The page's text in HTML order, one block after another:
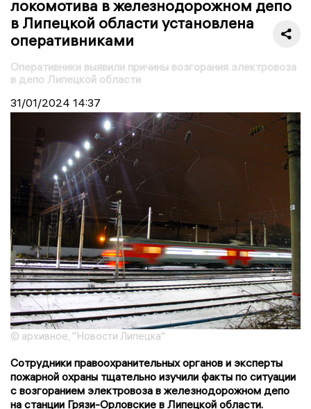
локомотива в железнодорожном депо
в Липецкой области установлена
оперативниками
Оперативники выявили причины возгорания электровоза
в депо Липецкой области
31/01/2024 14:37
© архивное, "Новости Липецка"
Сотрудники правоохранительных органов и эксперты
пожарной охраны тщательно изучили факты по ситуации
с возгоранием электровоза в железнодорожном депо
на станции Грязи-Орловские в Липецкой области.